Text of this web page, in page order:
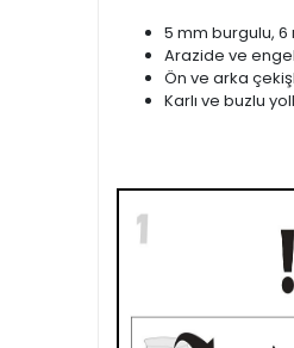
5 mm burgulu, 6
Arazide ve
Ön ve arka
Karlı ve buzlu